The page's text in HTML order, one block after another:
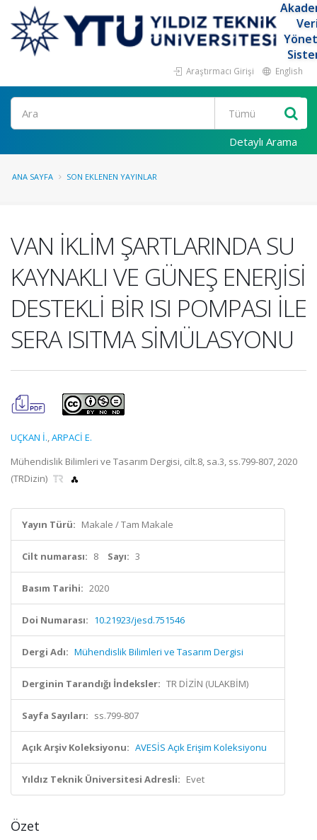
Araştırmacı Girişi English
Ara
Detaylı Arama
ANA SAYFA SON EKLENEN YAYINLAR
VAN İKLİM ŞARTLARINDA SU
KAYNAKLI VE GÜNEŞ ENERJİSİ
DESTEKLİ BİR ISI POMPASI İLE
SERA ISITMA SİMÜLASYONU
UÇKAN İ.,ARPACİ E.
Mühendislik Bilimleri ve Tasarım Dergisi, cilt.8, sa.3, ss.799-807, 2020
(TRDizin)
Yayın Türü: Makale / Tam Makale
Cilt numarası: 8 Sayı: 3
Basım Tarihi: 2020
Doi Numarası: 10.21923/jesd.751546
Dergi Adı: Mühendislik Bilimleri ve Tasarım Dergisi
Derginin Tarandığı İndeksler: TR DİZİN (ULAKBİM)
Sayfa Sayıları: ss.799-807
Açık Arşiv Koleksiyonu: AVESİS Açık Erişim Koleksiyonu
Yıldız Teknik Üniversitesi Adresli: Evet
Özet